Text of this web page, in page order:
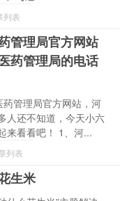
列表
管理局官方网站
药管理局的电话
药管理局官方网站，河
人还不知道，今天小六
来看看吧！ 1、河...
列表
生米